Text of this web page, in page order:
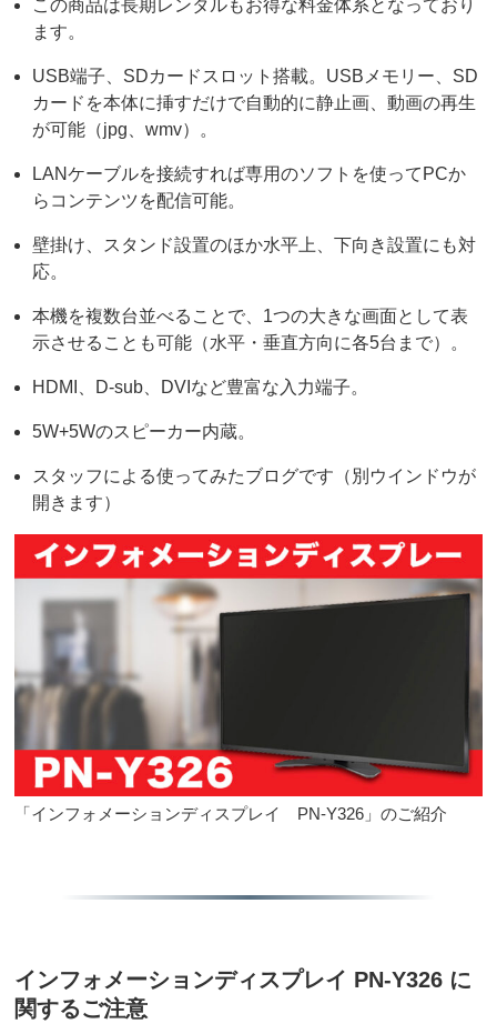
この商品は長期レンタルもお得な料金体系となっており
ます。
USB端子、SDカードスロット搭載。USBメモリー、SD
カードを本体に挿すだけで自動的に静止画、動画の再生
が可能（jpg、wmv）。
LANケーブルを接続すれば専用のソフトを使ってPCか
らコンテンツを配信可能。
壁掛け、スタンド設置のほか水平上、下向き設置にも対
応。
本機を複数台並べることで、1つの大きな画面として表
示させることも可能（水平・垂直方向に各5台まで）。
HDMI、D-sub、DVIなど豊富な入力端子。
5W+5Wのスピーカー内蔵。
スタッフによる使ってみたブログです（別ウインドウが
開きます）
「インフォメーションディスプレイ PN-Y326」のご紹介
インフォメーションディスプレイ PN-Y326 に
関するご注意